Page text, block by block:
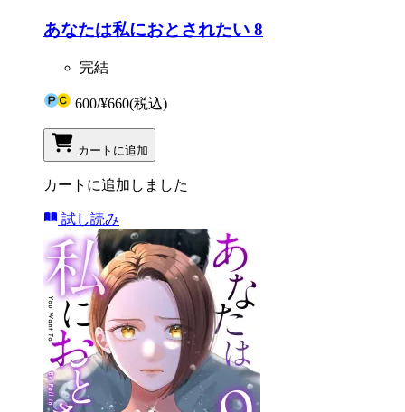
あなたは私におとされたい 8
完結
600/¥660(税込)
カートに追加
カートに追加しました
試し読み